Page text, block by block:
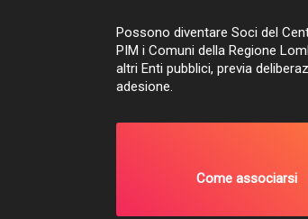
Possono diventare Soci del
PIM i Comuni della Regione
altri Enti pubblici, previa
adesione.
Come associarsi